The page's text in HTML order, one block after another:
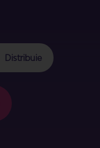
Distribuie